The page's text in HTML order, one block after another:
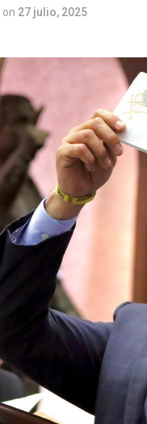
on 27 julio, 2025